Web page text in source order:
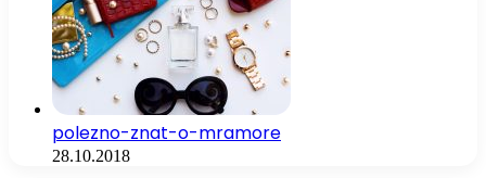
polezno-znat-o-mramore
28.10.2018